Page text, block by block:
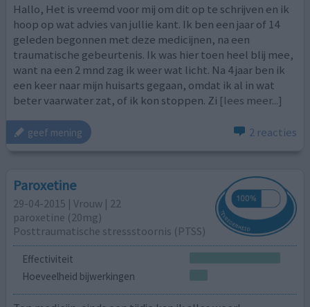
Hallo, Het is vreemd voor mij om dit op te schrijven en ik
hoop op wat advies van jullie kant. Ik ben een jaar of 14
geleden begonnen met deze medicijnen, na een
traumatische gebeurtenis. Ik was hier toen heel blij mee,
want na een 2 mnd zag ik weer wat licht. Na 4 jaar ben ik
een keer naar mijn huisarts gegaan, omdat ik al in wat
beter vaarwater zat, of ik kon stoppen. Zi [lees meer...]
geef mening 2 reacties
Paroxetine
29-04-2015 | Vrouw | 22
paroxetine (20mg)
Posttraumatische stressstoornis (PTSS)
Effectiviteit
Hoeveelheid bijwerkingen